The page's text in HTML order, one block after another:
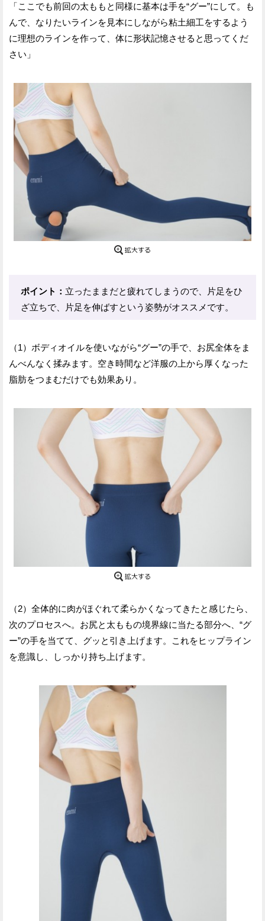
「ここでも前回の太ももと同様に基本は手を“グー”にして。も
んで、なりたいラインを見本にしながら粘土細工をするよう
に理想のラインを作って、体に形状記憶させると思ってくだ
さい」
ポイント： 立ったままだと疲れてしまうので、片足をひ
ざ立ちで、片足を伸ばすという姿勢がオススメです。
（1）ボディオイルを使いながら“グー”の手で、お尻全体をま
んべんなく揉みます。空き時間など洋服の上から厚くなった
脂肪をつまむだけでも効果あり。
（2）全体的に肉がほぐれて柔らかくなってきたと感じたら、
次のプロセスへ。お尻と太ももの境界線に当たる部分へ、“グ
ー”の手を当てて、グッと引き上げます。これをヒップライン
を意識し、しっかり持ち上げます。